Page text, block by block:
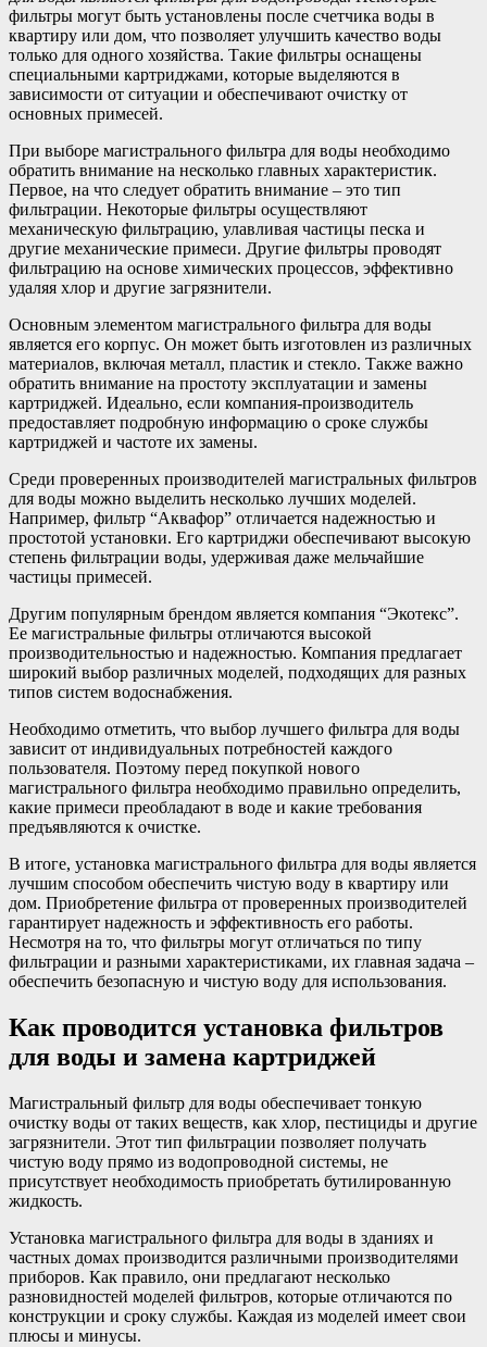
фильтры могут быть установлены после счетчика воды в
квартиру или дом, что позволяет улучшить качество воды
только для одного хозяйства. Такие фильтры оснащены
специальными картриджами, которые выделяются в
зависимости от ситуации и обеспечивают очистку от
основных примесей.
При выборе магистрального фильтра для воды необходимо
обратить внимание на несколько главных характеристик.
Первое, на что следует обратить внимание – это тип
фильтрации. Некоторые фильтры осуществляют
механическую фильтрацию, улавливая частицы песка и
другие механические примеси. Другие фильтры проводят
фильтрацию на основе химических процессов, эффективно
удаляя хлор и другие загрязнители.
Основным элементом магистрального фильтра для воды
является его корпус. Он может быть изготовлен из различных
материалов, включая металл, пластик и стекло. Также важно
обратить внимание на простоту эксплуатации и замены
картриджей. Идеально, если компания-производитель
предоставляет подробную информацию о сроке службы
картриджей и частоте их замены.
Среди проверенных производителей магистральных фильтров
для воды можно выделить несколько лучших моделей.
Например, фильтр “Аквафор” отличается надежностью и
простотой установки. Его картриджи обеспечивают высокую
степень фильтрации воды, удерживая даже мельчайшие
частицы примесей.
Другим популярным брендом является компания “Экотекс”.
Ее магистральные фильтры отличаются высокой
производительностью и надежностью. Компания предлагает
широкий выбор различных моделей, подходящих для разных
типов систем водоснабжения.
Необходимо отметить, что выбор лучшего фильтра для воды
зависит от индивидуальных потребностей каждого
пользователя. Поэтому перед покупкой нового
магистрального фильтра необходимо правильно определить,
какие примеси преобладают в воде и какие требования
предъявляются к очистке.
В итоге, установка магистрального фильтра для воды является
лучшим способом обеспечить чистую воду в квартиру или
дом. Приобретение фильтра от проверенных производителей
гарантирует надежность и эффективность его работы.
Несмотря на то, что фильтры могут отличаться по типу
фильтрации и разными характеристиками, их главная задача –
обеспечить безопасную и чистую воду для использования.
Как проводится установка фильтров
для воды и замена картриджей
Магистральный фильтр для воды обеспечивает тонкую
очистку воды от таких веществ, как хлор, пестициды и другие
загрязнители. Этот тип фильтрации позволяет получать
чистую воду прямо из водопроводной системы, не
присутствует необходимость приобретать бутилированную
жидкость.
Установка магистрального фильтра для воды в зданиях и
частных домах производится различными производителями
приборов. Как правило, они предлагают несколько
разновидностей моделей фильтров, которые отличаются по
конструкции и сроку службы. Каждая из моделей имеет свои
плюсы и минусы.